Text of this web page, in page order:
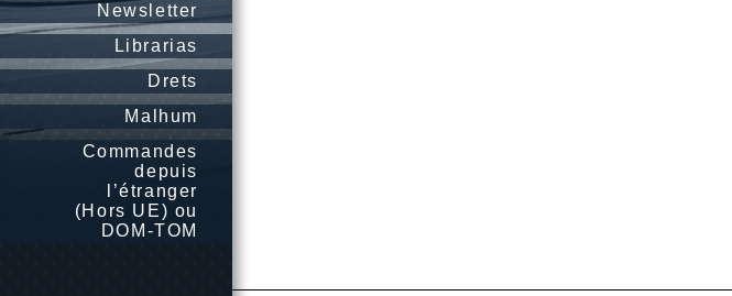
Newsletter
Librarias
Drets
Malhum
Commandes
depuis
l’étranger
(Hors UE) ou
DOM-TOM